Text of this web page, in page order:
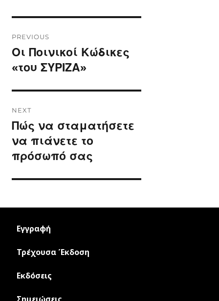
navigation
PREVIOUS
Previous
post:
Οι Ποινικοί Κώδικες
«του ΣΥΡΙΖΑ»
NEXT
Next
post:
Πώς να σταματήσετε
να πιάνετε το
πρόσωπό σας
Εγγραφή
Τρέχουσα Έκδοση
Εκδόσεις